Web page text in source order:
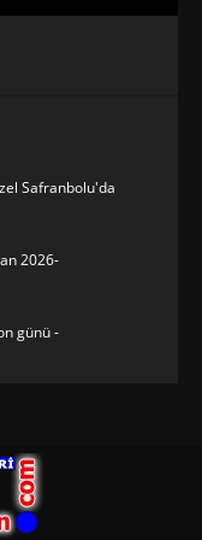
Safranbolu'da
2026-
günü -
güzellikler...